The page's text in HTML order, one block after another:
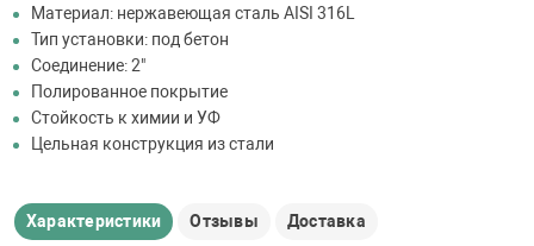
Материал: нержавеющая сталь AISI 316L
Тип установки: под бетон
Соединение: 2"
Полированное покрытие
Стойкость к химии и УФ
Цельная конструкция из стали
Характеристики Отзывы Доставка